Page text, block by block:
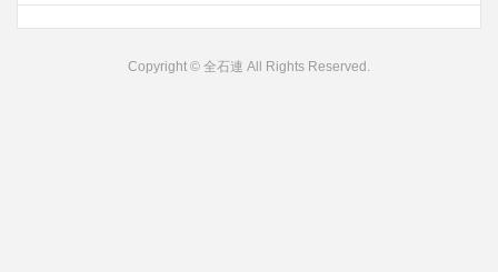
Copyright © 全石連 All Rights Reserved.